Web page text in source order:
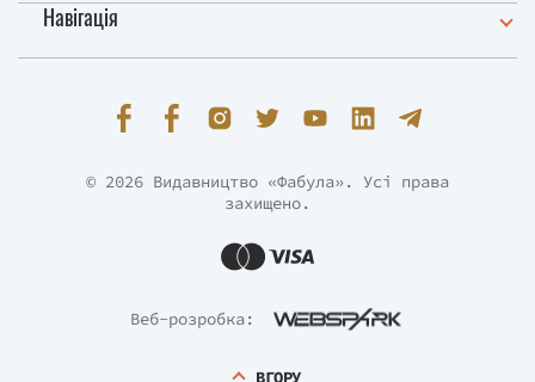
Навігація
Веб-розробка:
© 2026 Видавництво «Фабула». Усі права
захищено.
ВГОРУ